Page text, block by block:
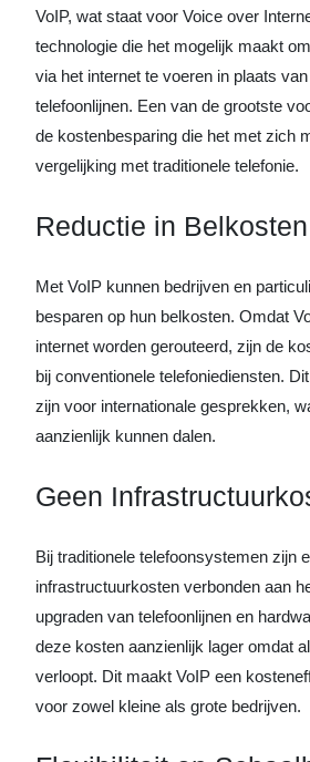
VoIP, wat staat voor Voice over
technologie die het mogelijk maakt
via het internet te voeren in plaats
telefoonlijnen. Een van de grootste
de kostenbesparing die het met zich
vergelijking met traditionele telefonie.
Reductie in Belkosten
Met VoIP kunnen bedrijven en
besparen op hun belkosten. Omdat
internet worden gerouteerd, zijn de
bij conventionele telefoniediensten.
zijn voor internationale gesprekken,
aanzienlijk kunnen dalen.
Geen
Bij traditionele telefoonsystemen zijn
infrastructuurkosten verbonden aan
upgraden van telefoonlijnen en
deze kosten aanzienlijk lager omdat
verloopt. Dit maakt VoIP een
voor zowel kleine als grote bedrijven.